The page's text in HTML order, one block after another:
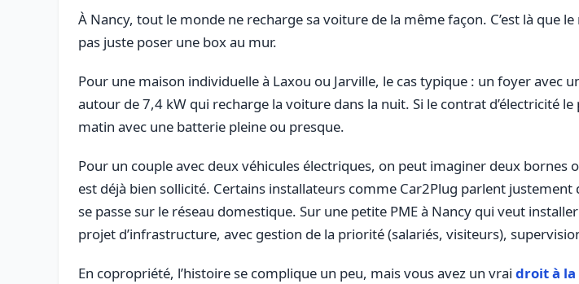
À Nancy, tout le monde ne recharge sa voiture de la même façon. C’est là
pas juste poser une box au mur.
Pour une maison individuelle à Laxou ou Jarville, le cas typique : un foyer
autour de 7,4 kW qui recharge la voiture dans la nuit. Si le contrat d’électricité
matin avec une batterie pleine ou presque.
Pour un couple avec deux véhicules électriques, on peut imaginer deux
est déjà bien sollicité. Certains installateurs comme Car2Plug parlent justement
se passe sur le réseau domestique. Sur une petite PME à Nancy qui veut
projet d’infrastructure, avec gestion de la priorité (salariés, visiteurs),
En copropriété, l’histoire se complique un peu, mais vous avez un vrai droit à